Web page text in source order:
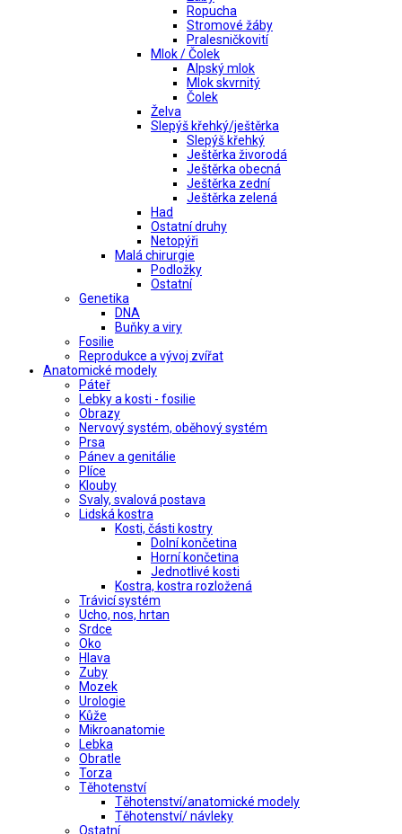
Ropucha
Stromové žáby
Pralesničkovití
Mlok / Čolek
Alpský mlok
Mlok skvrnitý
Čolek
Želva
Slepýš křehký/ještěrka
Slepýš křehký
Ještěrka živorodá
Ještěrka obecná
Ještěrka zední
Ještěrka zelená
Had
Ostatní druhy
Netopýři
Malá chirurgie
Podložky
Ostatní
Genetika
DNA
Buňky a viry
Fosilie
Reprodukce a vývoj zvířat
Anatomické modely
Páteř
Lebky a kosti - fosilie
Obrazy
Nervový systém, oběhový systém
Prsa
Pánev a genitálie
Plíce
Klouby
Svaly, svalová postava
Lidská kostra
Kosti, části kostry
Dolní končetina
Horní končetina
Jednotlivé kosti
Kostra, kostra rozložená
Trávicí systém
Ucho, nos, hrtan
Srdce
Oko
Hlava
Zuby
Mozek
Urologie
Kůže
Mikroanatomie
Lebka
Obratle
Torza
Těhotenství
Těhotenství/anatomické modely
Těhotenství/ návleky
Ostatní